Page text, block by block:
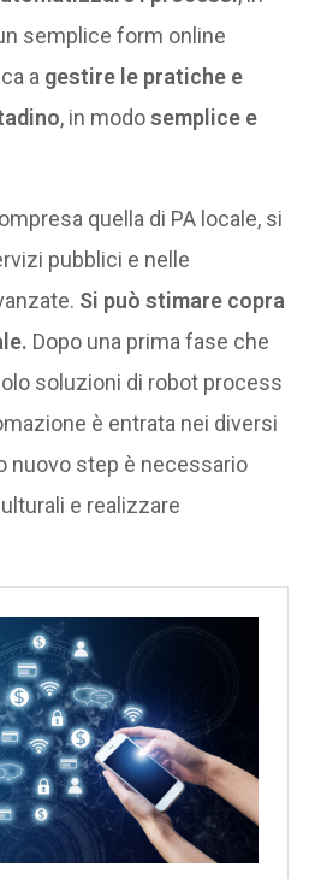
semplice form online
a gestire le pratiche e
, in modosemplice e
quella di PA locale, si
pubblici e nelle
Si può stimare copra
Dopo una prima fase che
soluzioni di robot process
è entrata nei diversi
nuovo step è necessario
e realizzare